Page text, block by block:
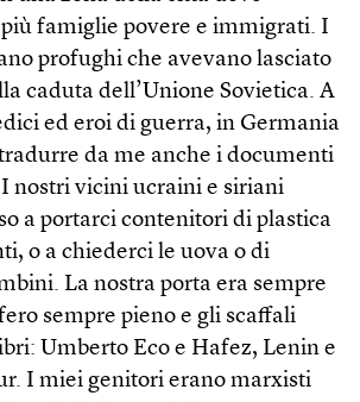
famiglie povere e immigrati. I
profughi che avevano lasciato
caduta dell’Unione Sovietica. A
ed eroi di guerra, in Germania
da me anche i documenti
nostri vicini ucraini e siriani
a portarci contenitori di plastica
o a chiederci le uova o di
La nostra porta era sempre
sempre pieno e gli scaffali
Umberto Eco e Hafez, Lenin e
I miei genitori erano marxisti